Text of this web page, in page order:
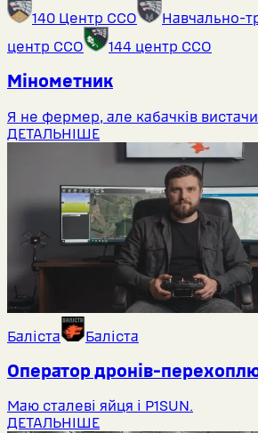
140 Центр ССО
Навчально-
центр ССО
144 центр ССО
Мінометник
Я не фермер, але кабачків
ДЕТАЛЬНІШЕ
Баліста Баліста
Оператор дронів-
Маю сталеві яйця і P1SUN.
ДЕТАЛЬНІШЕ